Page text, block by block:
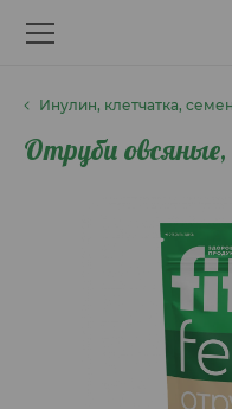
Инулин, клетчатка,
Отруби